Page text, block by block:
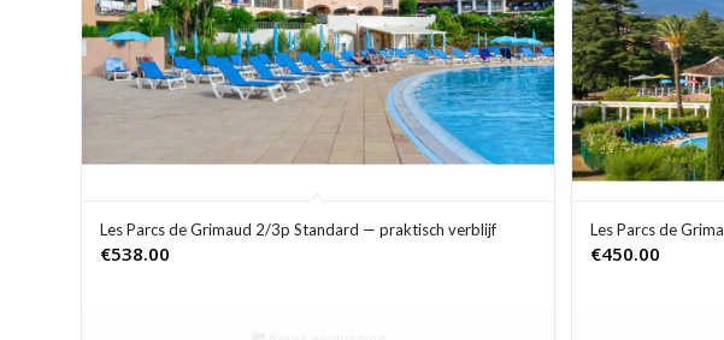
Les Parcs de Grimaud 2/3p Standard — praktisch verblijf
€538.00
Les Parcs de
€450.00